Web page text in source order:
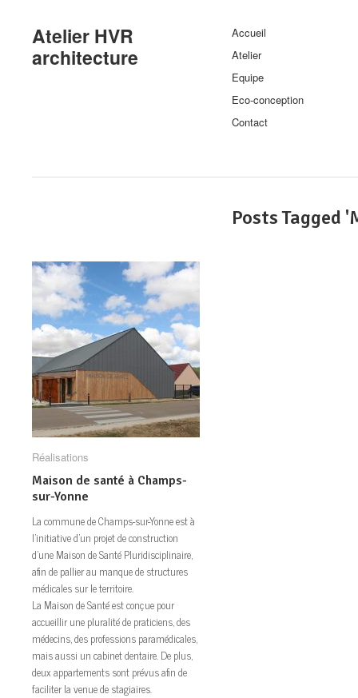
Atelier HVR
architecture
Accueil
Atelier
Equipe
Eco-conception
Contact
Posts Tagged '
Réalisations
Maison de santé à Champs-
sur-Yonne
La commune de Champs-sur-Yonne est à
l’initiative d’un projet de construction
d’une Maison de Santé Pluridisciplinaire,
afin de pallier au manque de structures
médicales sur le territoire.
La Maison de Santé est conçue pour
accueillir une pluralité de praticiens, des
médecins, des professions paramédicales,
mais aussi un cabinet dentaire. De plus,
deux appartements sont prévus afin de
faciliter la venue de stagiaires.
Réalisations
Maison de santé à Champs-
sur-Yonne